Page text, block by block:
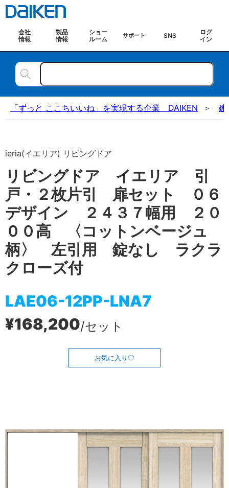
会社
情報
製品
情報
ショー
ルーム
サポート SNS
ログ
イン
「ずっと ここちいいね」を実現する企業 DAIKEN 建
ieria(イエリア) リビングドア
リビングドア イエリア 引
戸・２枚片引 扉セット ０６
デザイン ２４３７幅用 ２０
００高 〈コットンベージュ
柄〉 左引用 錠なし ラクラ
クローズ付
LAE06-12PP-LNA7
¥168,200/セット
お気に入り